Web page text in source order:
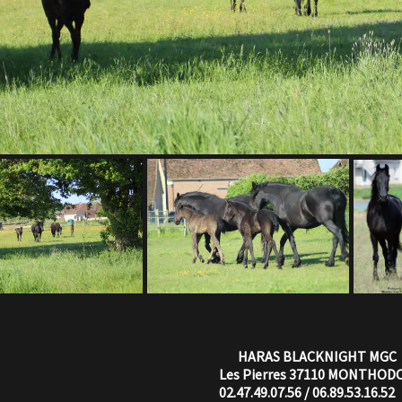
HARAS BLACKNIGHT MGC
Les Pierres 37110 MONTHODON
02.47.49.07.56 / 06.89.53.16.52